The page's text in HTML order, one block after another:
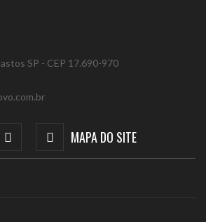
SP - CEP 17.690-970
MAPA DO SITE